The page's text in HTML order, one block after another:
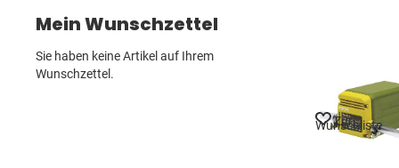
Zur
Wunschliste
Mein Wunschzettel
Sie haben keine Artikel auf Ihrem
Wunschzettel.